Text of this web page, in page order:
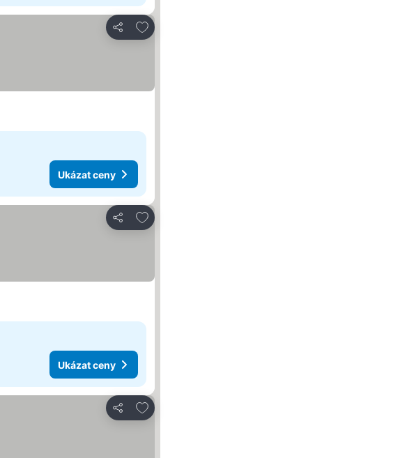
Sdílet
Přidat na seznam oblíbených hotelů
Ukázat ceny
Sdílet
Přidat na seznam oblíbených hotelů
Ukázat ceny
Sdílet
Přidat na seznam oblíbených hotelů